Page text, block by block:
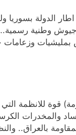
الدولة بسوريا
وطنية
وزعامات
قوة للانظمة
والمخدرات
بالعراق..